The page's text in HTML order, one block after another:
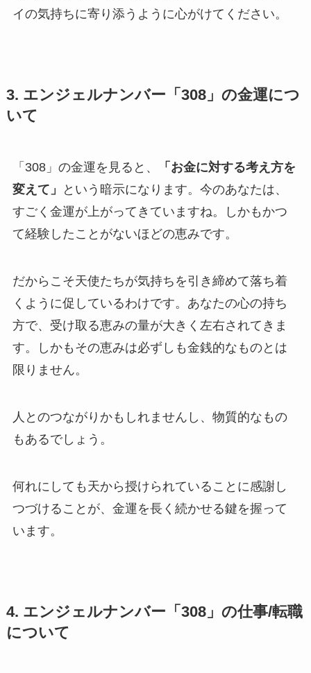
イの気持ちに寄り添うように心がけてください。
3. エンジェルナンバー「308」の金運につ
いて
「308」の金運を見ると、
「お金に対する考え方を
変えて」
という暗示になります。今のあなたは、
すごく金運が上がってきていますね。しかもかつ
て経験したことがないほどの恵みです。
だからこそ天使たちが気持ちを引き締めて落ち着
くように促しているわけです。あなたの心の持ち
方で、受け取る恵みの量が大きく左右されてきま
す。しかもその恵みは必ずしも金銭的なものとは
限りません。
人とのつながりかもしれませんし、物質的なもの
もあるでしょう。
何れにしても天から授けられていることに感謝し
つづけることが、金運を長く続かせる鍵を握って
います。
4. エンジェルナンバー「308」の仕事/転職
について